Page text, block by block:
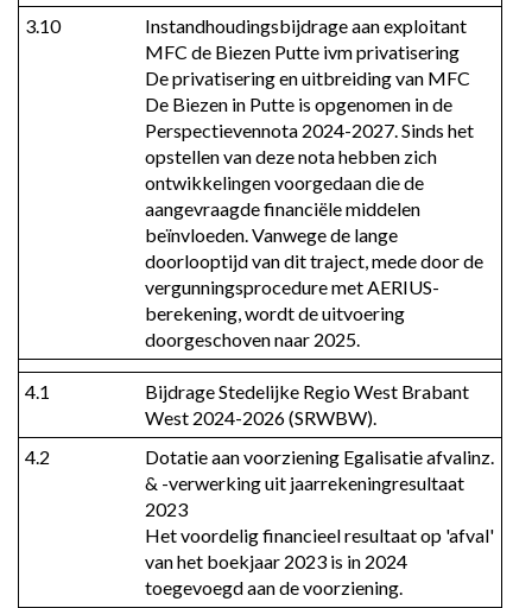
3.10
Instandhoudingsbijdrage aan exploitant
MFC de Biezen Putte ivm privatisering
De privatisering en uitbreiding van MFC
De Biezen in Putte is opgenomen in de
Perspectievennota 2024-2027. Sinds het
opstellen van deze nota hebben zich
ontwikkelingen voorgedaan die de
aangevraagde financiële middelen
beïnvloeden. Vanwege de lange
doorlooptijd van dit traject, mede door de
vergunningsprocedure met AERIUS-
berekening, wordt de uitvoering
doorgeschoven naar 2025.
4.1
Bijdrage Stedelijke Regio West Brabant
West 2024-2026 (SRWBW).
4.2
Dotatie aan voorziening Egalisatie afvalinz.
& -verwerking uit jaarrekeningresultaat
2023
Het voordelig financieel resultaat op 'afval'
van het boekjaar 2023 is in 2024
toegevoegd aan de voorziening.